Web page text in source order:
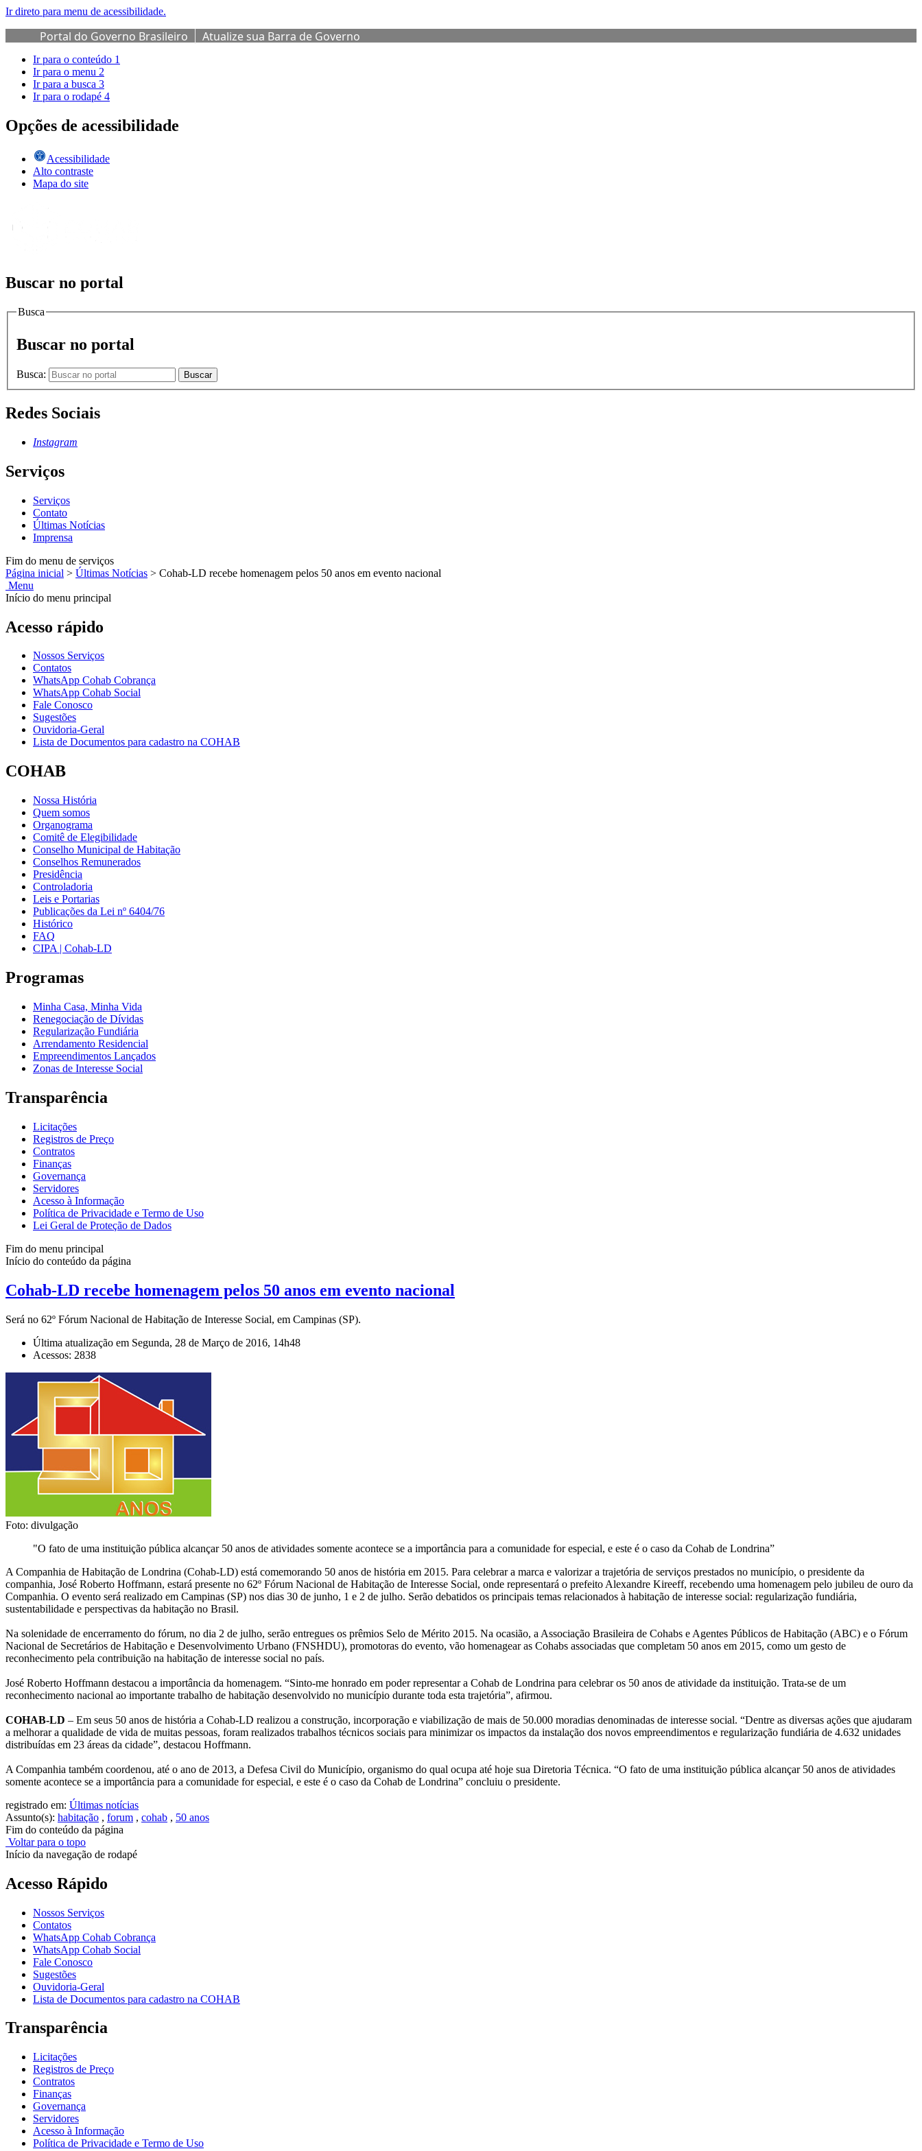
Ir direto para menu de acessibilidade.
Portal do Governo Brasileiro Atualize sua Barra de Governo
Ir para o conteúdo 1
Ir para o menu 2
Ir para a busca 3
Ir para o rodapé 4
Opções de acessibilidade
Acessibilidade
Alto contraste
Mapa do site
Buscar no portal
Busca
Buscar no portal
Busca: Buscar
Redes Sociais
Instagram
Serviços
Serviços
Contato
Últimas Notícias
Imprensa
Fim do menu de serviços
Página inicial > Últimas Notícias > Cohab-LD recebe homenagem pelos 50 anos em evento nacional
Menu
Início do menu principal
Acesso rápido
Nossos Serviços
Contatos
WhatsApp Cohab Cobrança
WhatsApp Cohab Social
Fale Conosco
Sugestões
Ouvidoria-Geral
Lista de Documentos para cadastro na COHAB
COHAB
Nossa História
Quem somos
Organograma
Comitê de Elegibilidade
Conselho Municipal de Habitação
Conselhos Remunerados
Presidência
Controladoria
Leis e Portarias
Publicações da Lei nº 6404/76
Histórico
FAQ
CIPA | Cohab-LD
Programas
Minha Casa, Minha Vida
Renegociação de Dívidas
Regularização Fundiária
Arrendamento Residencial
Empreendimentos Lançados
Zonas de Interesse Social
Transparência
Licitações
Registros de Preço
Contratos
Finanças
Governança
Servidores
Acesso à Informação
Política de Privacidade e Termo de Uso
Lei Geral de Proteção de Dados
Fim do menu principal
Início do conteúdo da página
Cohab-LD recebe homenagem pelos 50 anos em evento nacional
Será no 62º Fórum Nacional de Habitação de Interesse Social, em Campinas (SP).
Última atualização em Segunda, 28 de Março de 2016, 14h48
Acessos: 2838
Foto: divulgação
"O fato de uma instituição pública alcançar 50 anos de atividades somente acontece se a importância para a comunidade for especial, e este é o caso da Cohab de Londrina”
A Companhia de Habitação de Londrina (Cohab-LD) está comemorando 50 anos de história em 2015. Para celebrar a marca e valorizar a trajetória de serviços prestados no município, o presidente da
companhia, José Roberto Hoffmann, estará presente no 62º Fórum Nacional de Habitação de Interesse Social, onde representará o prefeito Alexandre Kireeff, recebendo uma homenagem pelo jubileu de ouro da
Companhia. O evento será realizado em Campinas (SP) nos dias 30 de junho, 1 e 2 de julho. Serão debatidos os principais temas relacionados à habitação de interesse social: regularização fundiária,
sustentabilidade e perspectivas da habitação no Brasil.
Na solenidade de encerramento do fórum, no dia 2 de julho, serão entregues os prêmios Selo de Mérito 2015. Na ocasião, a Associação Brasileira de Cohabs e Agentes Públicos de Habitação (ABC) e o Fórum
Nacional de Secretários de Habitação e Desenvolvimento Urbano (FNSHDU), promotoras do evento, vão homenagear as Cohabs associadas que completam 50 anos em 2015, como um gesto de
reconhecimento pela contribuição na habitação de interesse social no país.
José Roberto Hoffmann destacou a importância da homenagem. “Sinto-me honrado em poder representar a Cohab de Londrina para celebrar os 50 anos de atividade da instituição. Trata-se de um
reconhecimento nacional ao importante trabalho de habitação desenvolvido no município durante toda esta trajetória”, afirmou.
COHAB-LD – Em seus 50 anos de história a Cohab-LD realizou a construção, incorporação e viabilização de mais de 50.000 moradias denominadas de interesse social. “Dentre as diversas ações que ajudaram
a melhorar a qualidade de vida de muitas pessoas, foram realizados trabalhos técnicos sociais para minimizar os impactos da instalação dos novos empreendimentos e regularização fundiária de 4.632 unidades
distribuídas em 23 áreas da cidade”, destacou Hoffmann.
A Companhia também coordenou, até o ano de 2013, a Defesa Civil do Município, organismo do qual ocupa até hoje sua Diretoria Técnica. “O fato de uma instituição pública alcançar 50 anos de atividades
somente acontece se a importância para a comunidade for especial, e este é o caso da Cohab de Londrina” concluiu o presidente.
registrado em: Últimas notícias
Assunto(s): habitação , forum , cohab , 50 anos
Fim do conteúdo da página
Voltar para o topo
Início da navegação de rodapé
Acesso Rápido
Nossos Serviços
Contatos
WhatsApp Cohab Cobrança
WhatsApp Cohab Social
Fale Conosco
Sugestões
Ouvidoria-Geral
Lista de Documentos para cadastro na COHAB
Transparência
Licitações
Registros de Preço
Contratos
Finanças
Governança
Servidores
Acesso à Informação
Política de Privacidade e Termo de Uso